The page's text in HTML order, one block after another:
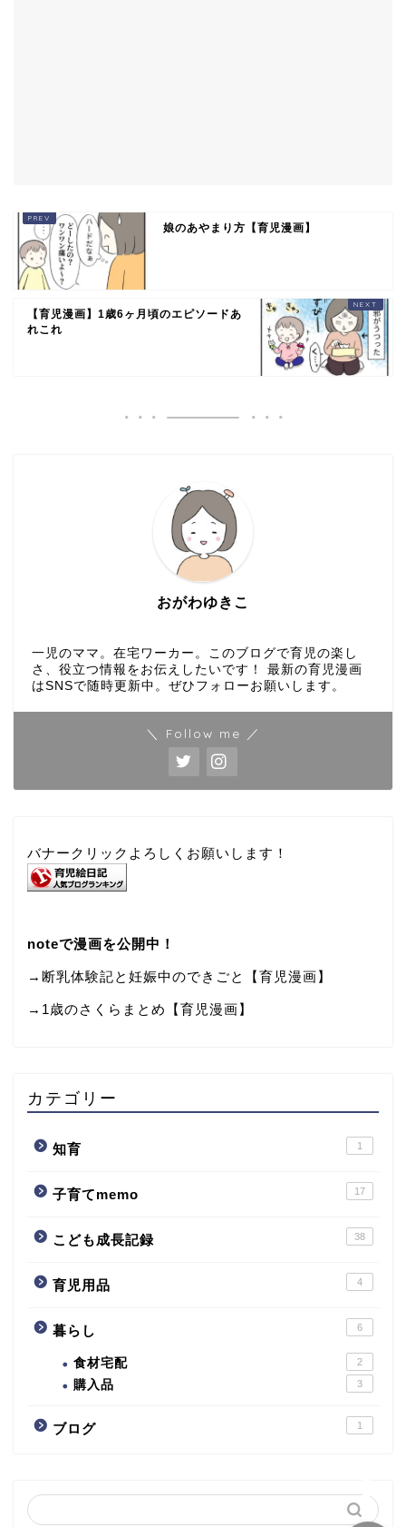
娘のあやまり方【育児漫画】
【育児漫画】1歳6ヶ月頃のエピソードあ
れこれ
おがわゆきこ
一児のママ。在宅ワーカー。このブログで育児の楽し
さ、役立つ情報をお伝えしたいです！ 最新の育児漫画
はSNSで随時更新中。ぜひフォローお願いします。
＼ Follow me ／
バナークリックよろしくお願いします！
noteで漫画を公開中！
→断乳体験記と妊娠中のできごと【育児漫画】
→ 1歳のさくらまとめ【育児漫画】
カテゴリー
知育 1
子育てmemo 17
こども成長記録 38
育児用品 4
暮らし 6
食材宅配 2
購入品 3
ブログ 1